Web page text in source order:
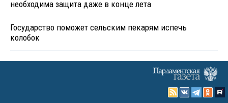
необходима защита даже в конце лета
Государство поможет сельским пекарям испечь
колобок